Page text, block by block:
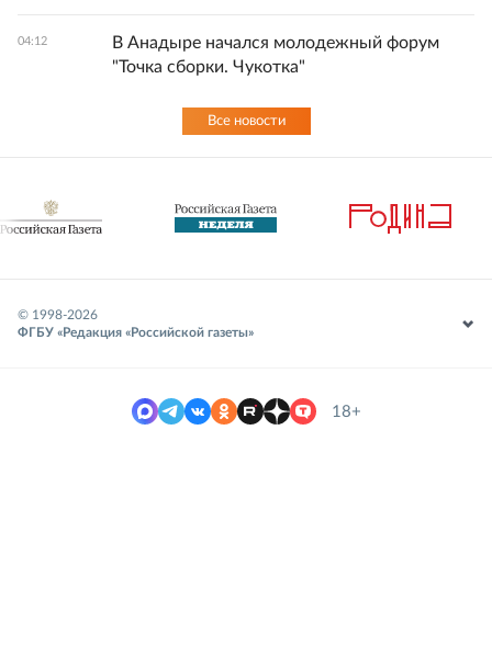
04:12
В Анадыре начался молодежный форум
"Точка сборки. Чукотка"
Все новости
© 1998-2026
ФГБУ «Редакция «Российской газеты»
18+